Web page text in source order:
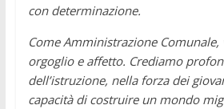
con determinazione.
Come Amministrazione
orgoglio e affetto. Crediamo
dell’istruzione, nella forza dei
capacità di costruire un mondo